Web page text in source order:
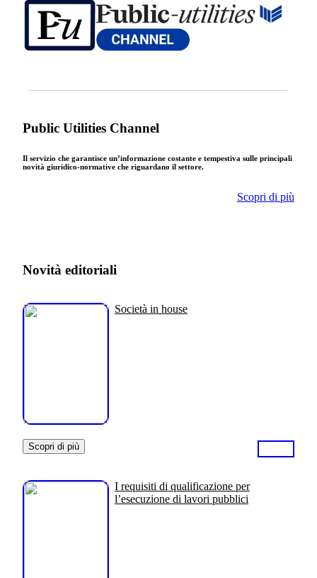
Public Utilities Channel
Il servizio che garantisce un’informazione costante e tempestiva sulle principali
novità giuridico-normative che riguardano il settore.
Scopri di più
Novità editoriali
Società in house
Scopri di più
I requisiti di qualificazione per
l’esecuzione di lavori pubblici